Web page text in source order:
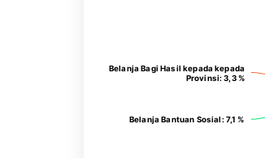
Belanja Bantuan Sosial: 7,1 %
Belanja Bantuan Sosial: 7,1 %
Belanja Bagi Hasil kepada kepada
Provinsi: 3,3 %
Belanja Bagi Hasil kepada kepada
Provinsi: 3,3 %